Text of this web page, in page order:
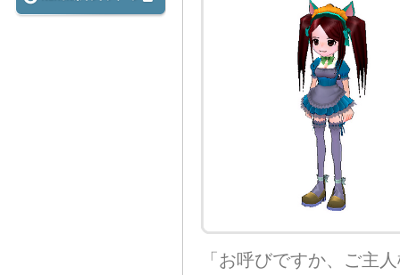
「お呼びですか、ご主